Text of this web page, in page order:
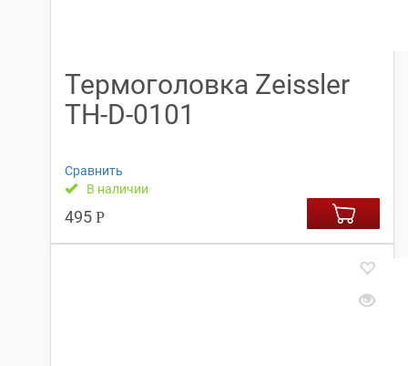
Термоголовка Zeissler
TH-D-0101
Сравнить
В наличии
495 Р